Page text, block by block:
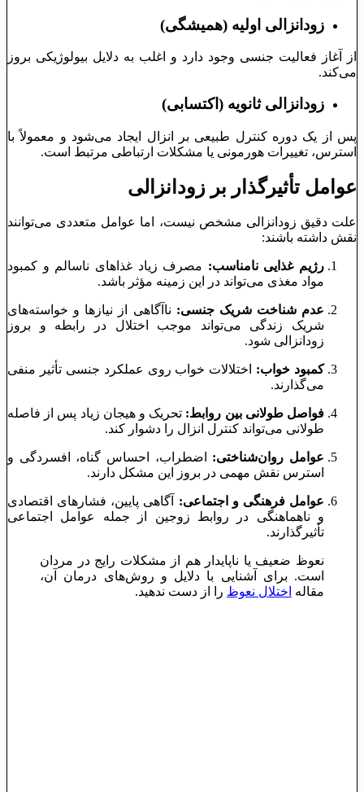
زودانزالی اولیه (همیشگی)
از آغاز فعالیت جنسی وجود دارد و اغلب به دلایل بیولوژیکی بروز
می‌کند.
زودانزالی ثانویه (اکتسابی)
پس از یک دوره کنترل طبیعی بر انزال ایجاد می‌شود و معمولاً با
استرس، تغییرات هورمونی یا مشکلات ارتباطی مرتبط است.
عوامل تأثیرگذار بر زودانزالی
علت دقیق زودانزالی مشخص نیست، اما عوامل متعددی می‌توانند
نقش داشته باشند:
رژیم غذایی نامناسب: مصرف زیاد غذاهای ناسالم و کمبود
مواد مغذی می‌تواند در این زمینه مؤثر باشد.
عدم شناخت شریک جنسی: ناآگاهی از نیازها و خواسته‌های
شریک زندگی می‌تواند موجب اختلال در رابطه و بروز
زودانزالی شود.
کمبود خواب: اختلالات خواب روی عملکرد جنسی تأثیر منفی
می‌گذارند.
فواصل طولانی بین روابط: تحریک و هیجان زیاد پس از فاصله
طولانی می‌تواند کنترل انزال را دشوار کند.
عوامل روان‌شناختی: اضطراب، احساس گناه، افسردگی و
استرس نقش مهمی در بروز این مشکل دارند.
عوامل فرهنگی و اجتماعی: آگاهی پایین، فشارهای اقتصادی
و ناهماهنگی در روابط زوجین از جمله عوامل اجتماعی
تأثیرگذارند.
نعوظ ضعیف یا ناپایدار هم از مشکلات رایج در مردان
است. برای آشنایی با دلایل و روش‌های درمان آن،
مقاله اختلال نعوظ را از دست ندهید.